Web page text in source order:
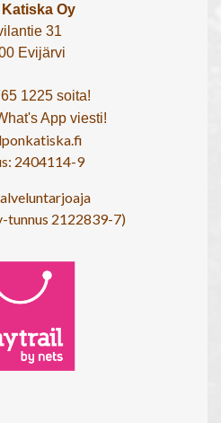
Katiska Oy
31
Evijärvi
1225 soita!
App viesti!
2404114-9
tunnus 2122839-7)